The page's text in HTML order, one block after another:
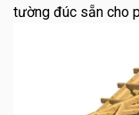
tường đúc sẵn cho